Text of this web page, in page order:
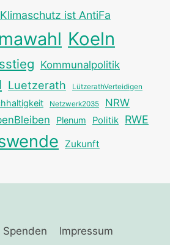
Klimaschutz ist AntiFa
Koeln
Kommunalpolitik
Luetzerath LützerathVerteidigen
Netzwerk2035 NRW
Plenum Politik RWE
Zukunft
Spenden Impressum